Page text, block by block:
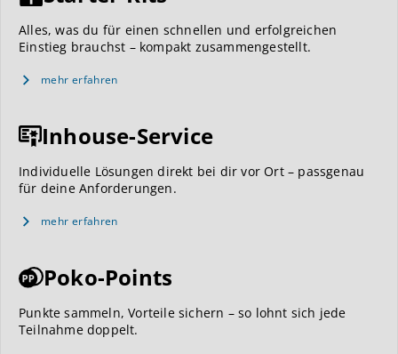
Alles, was du für einen schnellen und erfolgreichen
Einstieg brauchst – kompakt zusammengestellt.
mehr erfahren
Inhouse-Service
Individuelle Lösungen direkt bei dir vor Ort – passgenau
für deine Anforderungen.
mehr erfahren
Poko-Points
Punkte sammeln, Vorteile sichern – so lohnt sich jede
Teilnahme doppelt.